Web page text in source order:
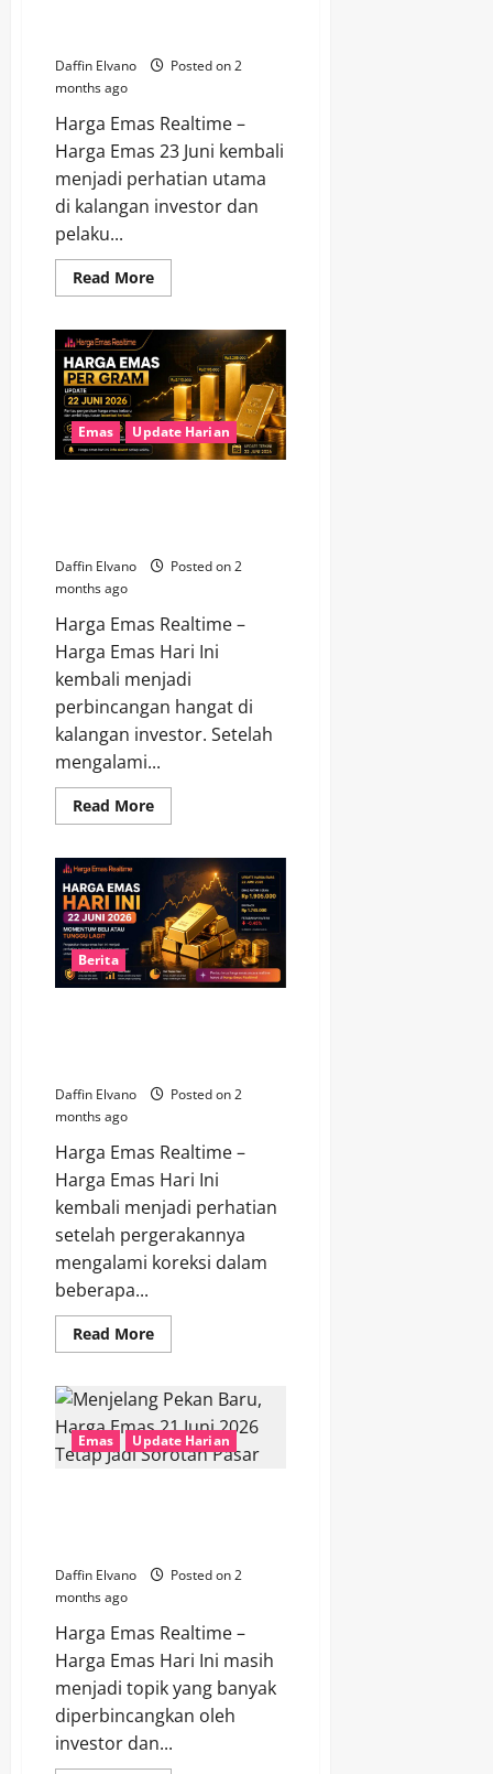
Daffin Elvano
Posted on 2
months ago
Harga Emas Realtime –
Harga Emas 23 Juni kembali
menjadi perhatian utama
di kalangan investor dan
pelaku...
Read MoreRead
more
Optimistis,
Harga
Emas
23
Juni
2026
Tunjukkan
Daya
Emas Update Harian
Daffin Elvano
Posted on 2
months ago
Harga Emas Realtime –
Harga Emas Hari Ini
kembali menjadi
perbincangan hangat di
kalangan investor. Setelah
mengalami...
Read MoreRead
more
Lagi!
Harga
Emas
22
Juni
2026
Bikin
Investor
Mulai
Berita
Daffin Elvano
Posted on 2
months ago
Harga Emas Realtime –
Harga Emas Hari Ini
kembali menjadi perhatian
setelah pergerakannya
mengalami koreksi dalam
beberapa...
Read MoreRead
more
Emas
Hari
Ini
22
Juni
Emas Update Harian
Daffin Elvano
Posted on 2
months ago
Harga Emas Realtime –
Harga Emas Hari Ini masih
menjadi topik yang banyak
diperbincangkan oleh
investor dan...